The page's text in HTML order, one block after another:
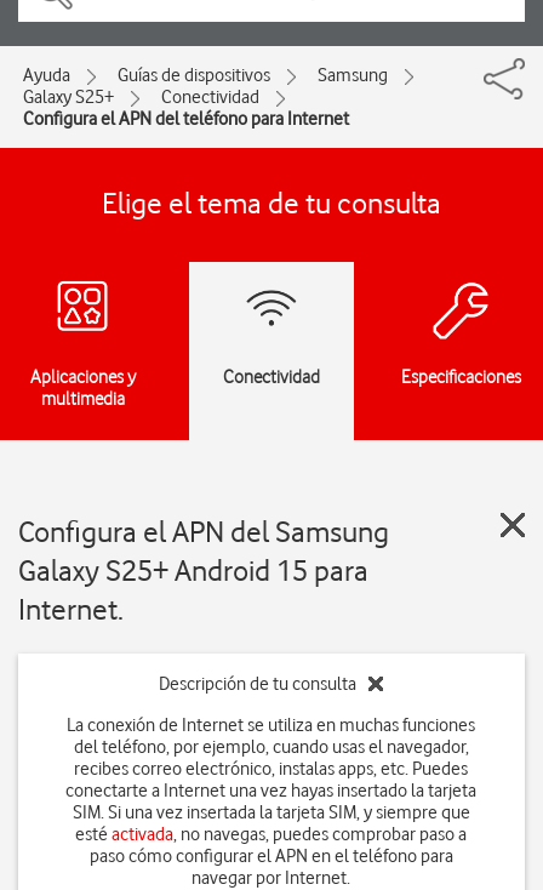
Ayuda Guías de dispositivos
Samsung
Galaxy S25+
Conectividad
Configura el APN del teléfono para Internet
Elige el tema de tu consulta
Aplicaciones y
multimedia
Conectividad Especificaciones
Configura el APN del Samsung
Galaxy S25+ Android 15 para
Internet.
Descripción de tu consulta
La conexión de Internet se utiliza en muchas funciones
del teléfono, por ejemplo, cuando usas el navegador,
recibes correo electrónico, instalas apps, etc. Puedes
conectarte a Internet una vez hayas insertado la tarjeta
SIM. Si una vez insertada la tarjeta SIM, y siempre que
estéactivada, no navegas, puedes comprobar paso a
paso cómo configurar el APN en el teléfono para
navegar por Internet.